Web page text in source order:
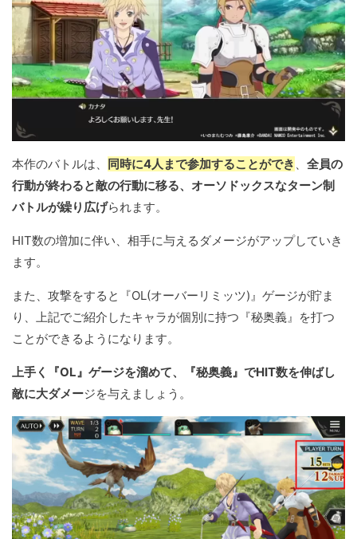
本作のバトルは、 同時に4人まで参加することができ
全員の
行動が終わると敵の行動に移る、オーソドックスなターン制
バトルが繰り広げられます。
HIT数の増加に伴い、相手に与えるダメージがアップしていき
ます。
また、攻撃をすると『OL(オーバーリミッツ)』ゲージが貯ま
り、上記でご紹介したキャラが個別に持つ『秘奥義』を打つ
ことができるようになります。
上手く『OL』ゲージを溜めて、『秘奥義』でHIT数を伸ばし
敵に大ダメージを与えましょう。